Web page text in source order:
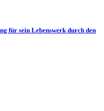
für sein Lebenswerk durch den